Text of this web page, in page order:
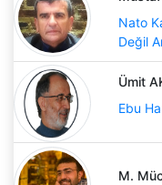
Nato
Değil
Ümit
Ebu
M.